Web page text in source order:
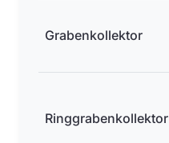
Grabenkollektor
Ringgrabenkollektor